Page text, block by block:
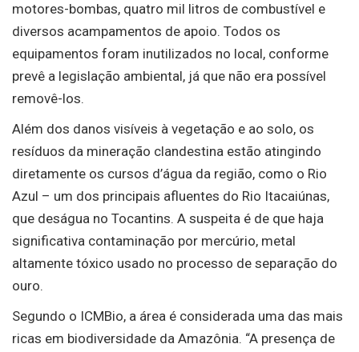
motores-bombas, quatro mil litros de combustível e
diversos acampamentos de apoio. Todos os
equipamentos foram inutilizados no local, conforme
prevê a legislação ambiental, já que não era possível
removê-los.
Além dos danos visíveis à vegetação e ao solo, os
resíduos da mineração clandestina estão atingindo
diretamente os cursos d’água da região, como o Rio
Azul – um dos principais afluentes do Rio Itacaiúnas,
que deságua no Tocantins. A suspeita é de que haja
significativa contaminação por mercúrio, metal
altamente tóxico usado no processo de separação do
ouro.
Segundo o ICMBio, a área é considerada uma das mais
ricas em biodiversidade da Amazônia. “A presença de